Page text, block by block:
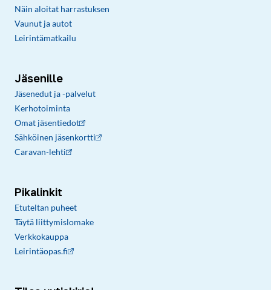
Näin aloitat harrastuksen
Vaunut ja autot
Leirintämatkailu
Jäsenille
Jäsenedut ja -palvelut
Kerhotoiminta
Omat jäsentiedot
Sähköinen jäsenkortti
Caravan-lehti
Pikalinkit
Etuteltan puheet
Täytä liittymislomake
Verkkokauppa
Leirintäopas.fi